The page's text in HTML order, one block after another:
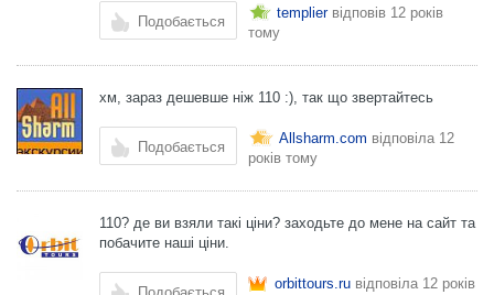
Подобається
templierвідповів 12 років
тому
хм, зараз дешевше ніж 110 :), так що звертайтесь
Подобається
Allsharm.com відповіла 12
років тому
110? де ви взяли такі ціни? заходьте до мене на сайт та
побачите наші ціни.
orbittours.ru відповіла 12 років